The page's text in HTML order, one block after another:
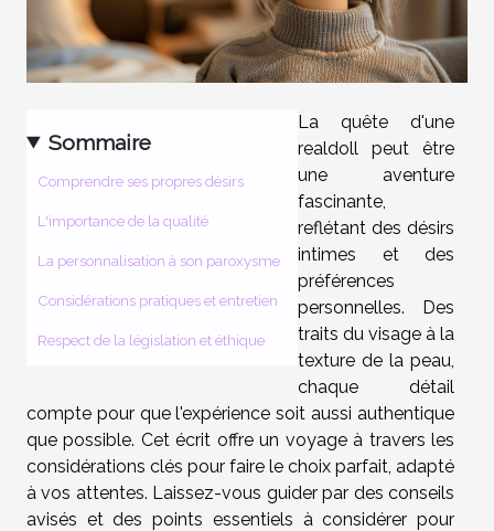
Sommaire
Comprendre ses propres désirs
L'importance de la qualité
La personnalisation à son paroxysme
Considérations pratiques et entretien
Respect de la législation et éthique
La quête d'une
realdoll peut être
une aventure
fascinante,
reflétant des désirs
intimes et des
préférences
personnelles. Des
traits du visage à la
texture de la peau,
chaque détail
compte pour que l'expérience soit aussi authentique
que possible. Cet écrit offre un voyage à travers les
considérations clés pour faire le choix parfait, adapté
à vos attentes. Laissez-vous guider par des conseils
avisés et des points essentiels à considérer pour